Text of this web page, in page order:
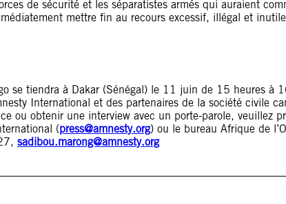
de sécurité et les séparatistes armés qui auraient
mettre fin au recours excessif, illégal et
se tiendra à Dakar (Sénégal) le 11 juin de 15 heures à
International et des partenaires de la société civile
ou obtenir une interview avec un porte-parole, veuillez
(press@amnesty.org) ou le bureau Afrique de
sadibou.marong@amnesty.org